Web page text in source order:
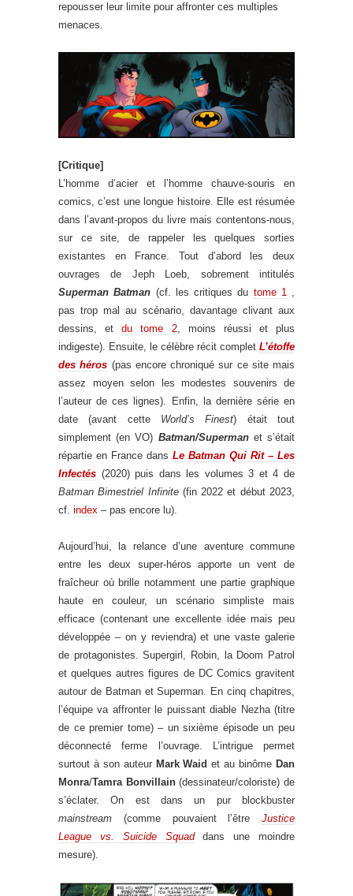
repousser leur limite pour affronter ces multiples
menaces.
[Critique]
L’homme d’acier et l’homme chauve-souris en
comics, c’est une longue histoire. Elle est résumée
dans l’avant-propos du livre mais contentons-nous,
sur ce site, de rappeler les quelques sorties
existantes en France. Tout d’abord les deux
ouvrages de Jeph Loeb, sobrement intitulés
Superman Batman (cf. les critiques du tome 1
pas trop mal au scénario, davantage clivant aux
dessins, etdu tome 2, moins réussi et plus
indigeste). Ensuite, le célèbre récit complet L’étoffe
des héros (pas encore chroniqué sur ce site mais
assez moyen selon les modestes souvenirs de
l’auteur de ces lignes). Enfin, la dernière série en
date (avant cette World’s Finest) était tout
simplement (en VO) Batman/Supermanet s’était
répartie en France dans Le Batman Qui Rit – Les
Infectés (2020) puis dans les volumes 3 et 4 de
Batman Bimestriel Infinite(fin 2022 et début 2023,
cf. index – pas encore lu).
Aujourd’hui, la relance d’une aventure commune
entre les deux super-héros apporte un vent de
fraîcheur où brille notamment une partie graphique
haute en couleur, un scénario simpliste mais
efficace (contenant une excellente idée mais peu
développée – on y reviendra) et une vaste galerie
de protagonistes. Supergirl, Robin, la Doom Patrol
et quelques autres figures de DC Comics gravitent
autour de Batman et Superman. En cinq chapitres,
l’équipe va affronter le puissant diable Nezha (titre
de ce premier tome) – un sixième épisode un peu
déconnecté ferme l’ouvrage. L’intrigue permet
surtout à son auteur Mark Waid et au binômeDan
Monra/Tamra Bonvillain(dessinateur/coloriste) de
s’éclater. On est dans un pur blockbuster
mainstream (comme pouvaient l’être Justice
League vs. Suicide Squaddans une moindre
mesure).